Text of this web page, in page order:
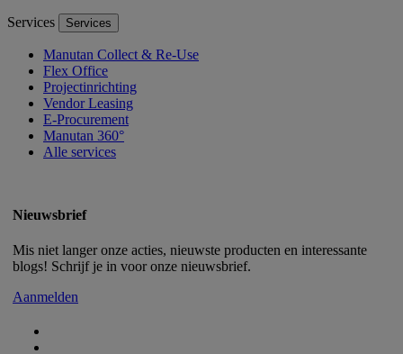
Services Services
Manutan Collect & Re-Use
Flex Office
Projectinrichting
Vendor Leasing
E-Procurement
Manutan 360°
Alle services
Nieuwsbrief
Mis niet langer onze acties, nieuwste producten en interessante
blogs! Schrijf je in voor onze nieuwsbrief.
Aanmelden